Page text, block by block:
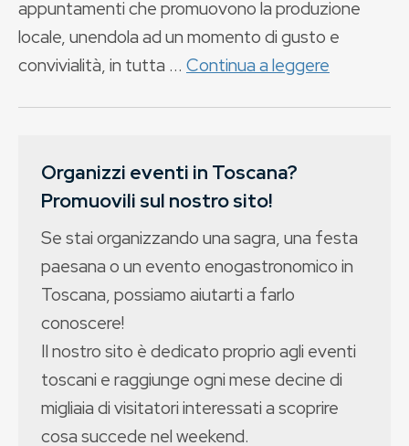
appuntamenti che promuovono la produzione
locale, unendola ad un momento di gusto e
convivialità, in tutta ... Continua a leggere
Organizzi eventi in Toscana?
Promuovili sul nostro sito!
Se stai organizzando una sagra, una festa
paesana o un evento enogastronomico in
Toscana, possiamo aiutarti a farlo
conoscere!
Il nostro sito è dedicato proprio agli eventi
toscani e raggiunge ogni mese decine di
migliaia di visitatori interessati a scoprire
cosa succede nel weekend.